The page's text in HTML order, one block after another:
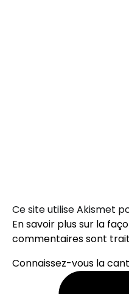
Ce site utilise Akismet
En savoir plus sur la
commentaires sont
Connaissez-vous la